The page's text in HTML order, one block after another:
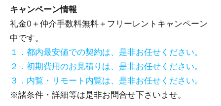
キャンペーン情報
礼金0 ＋ 仲介手数料無料 ＋ フリーレント キャンペーン
中です。
１．都内最安値での契約は、是非お任せください。
２．初期費用のお見積りは、是非お任せください。
３．内覧・リモート内覧は、是非お任せください。
※諸条件・詳細等は是非お問合せ下さいませ。